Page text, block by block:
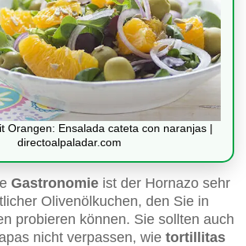
Orangen: Ensalada cateta con naranjas |
directoalpaladar.com
Gastronomie ist der Hornazo sehr
Olivenölkuchen, den Sie in
probieren können. Sie sollten auch
nicht verpassen, wie tortillitas